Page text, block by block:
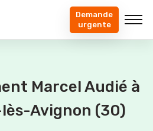
Demande
urgente
Marcel Audié à
Avignon (30)